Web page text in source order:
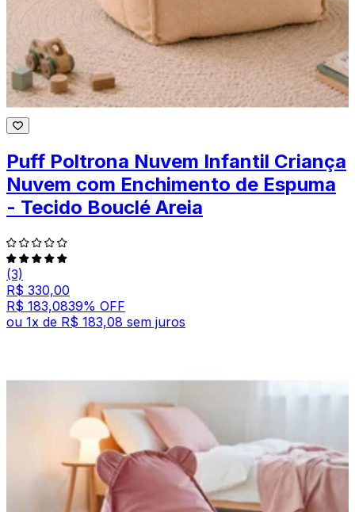
Puff Poltrona Nuvem Infantil Criança
Nuvem com Enchimento de Espuma
- Tecido Bouclé Areia
(3)
R$ 330,00
R$ 183,0839% OFF
ou 1x de R$ 183,08 sem juros